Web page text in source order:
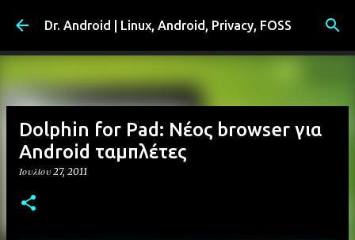
Μετάβαση στο κύριο περιεχόμενο
Dr. Android | Linux, Android, Privacy, FOSS
Dolphin for Pad: Νέος browser για
Android ταμπλέτες
Ιουλίου 27, 2011